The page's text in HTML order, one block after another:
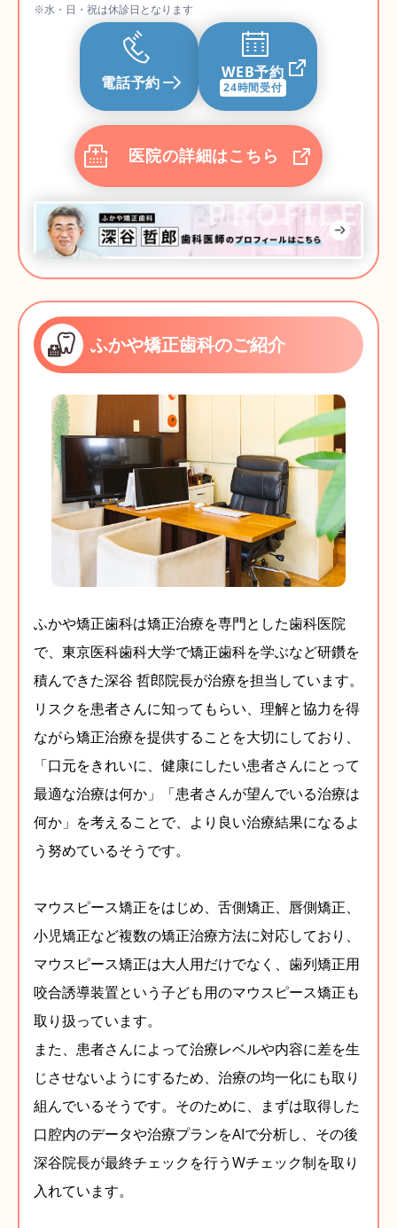
※水・日・祝は休診日となります
電話予約
WEB予約
24時間受付
医院の詳細はこちら
ふかや矯正歯科のご紹介
ふかや矯正歯科は矯正治療を専門とした歯科医院
で、東京医科歯科大学で矯正歯科を学ぶなど研鑽を
積んできた深谷 哲郎院長が治療を担当しています。
リスクを患者さんに知ってもらい、理解と協力を得
ながら矯正治療を提供することを大切にしており、
「口元をきれいに、健康にしたい患者さんにとって
最適な治療は何か」「患者さんが望んでいる治療は
何か」を考えることで、より良い治療結果になるよ
う努めているそうです。
マウスピース矯正をはじめ、舌側矯正、唇側矯正、
小児矯正など複数の矯正治療方法に対応しており、
マウスピース矯正は大人用だけでなく、歯列矯正用
咬合誘導装置という子ども用のマウスピース矯正も
取り扱っています。
また、患者さんによって治療レベルや内容に差を生
じさせないようにするため、治療の均一化にも取り
組んでいるそうです。そのために、まずは取得した
口腔内のデータや治療プランをAIで分析し、その後
深谷院長が最終チェックを行うWチェック制を取り
入れています。